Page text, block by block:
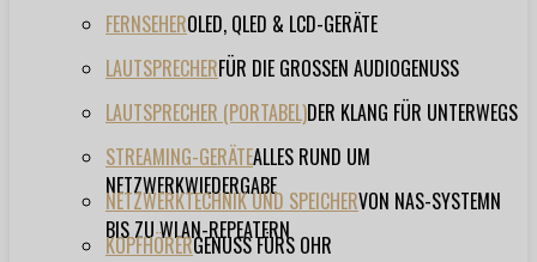
FERNSEHEROLED, QLED & LCD-GERÄTE
LAUTSPRECHERFÜR DIE GROSSEN AUDIOGENUSS
LAUTSPRECHER (PORTABEL)DER KLANG FÜR UNTERWEGS
STREAMING-GERÄTEALLES RUND UM
NETZWERKWIEDERGABE
NETZWERKTECHNIK UND SPEICHERVON NAS-SYSTEMN
BIS ZU WLAN-REPEATERN
KOPFHÖRERGENUSS FÜRS OHR